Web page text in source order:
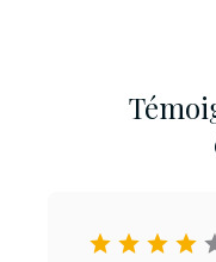
star star star star